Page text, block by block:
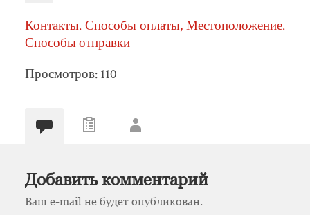
Контакты. Способы оплаты, Местоположение.
Способы отправки
Просмотров: 110
Добавить комментарий
Ваш e-mail не будет опубликован.